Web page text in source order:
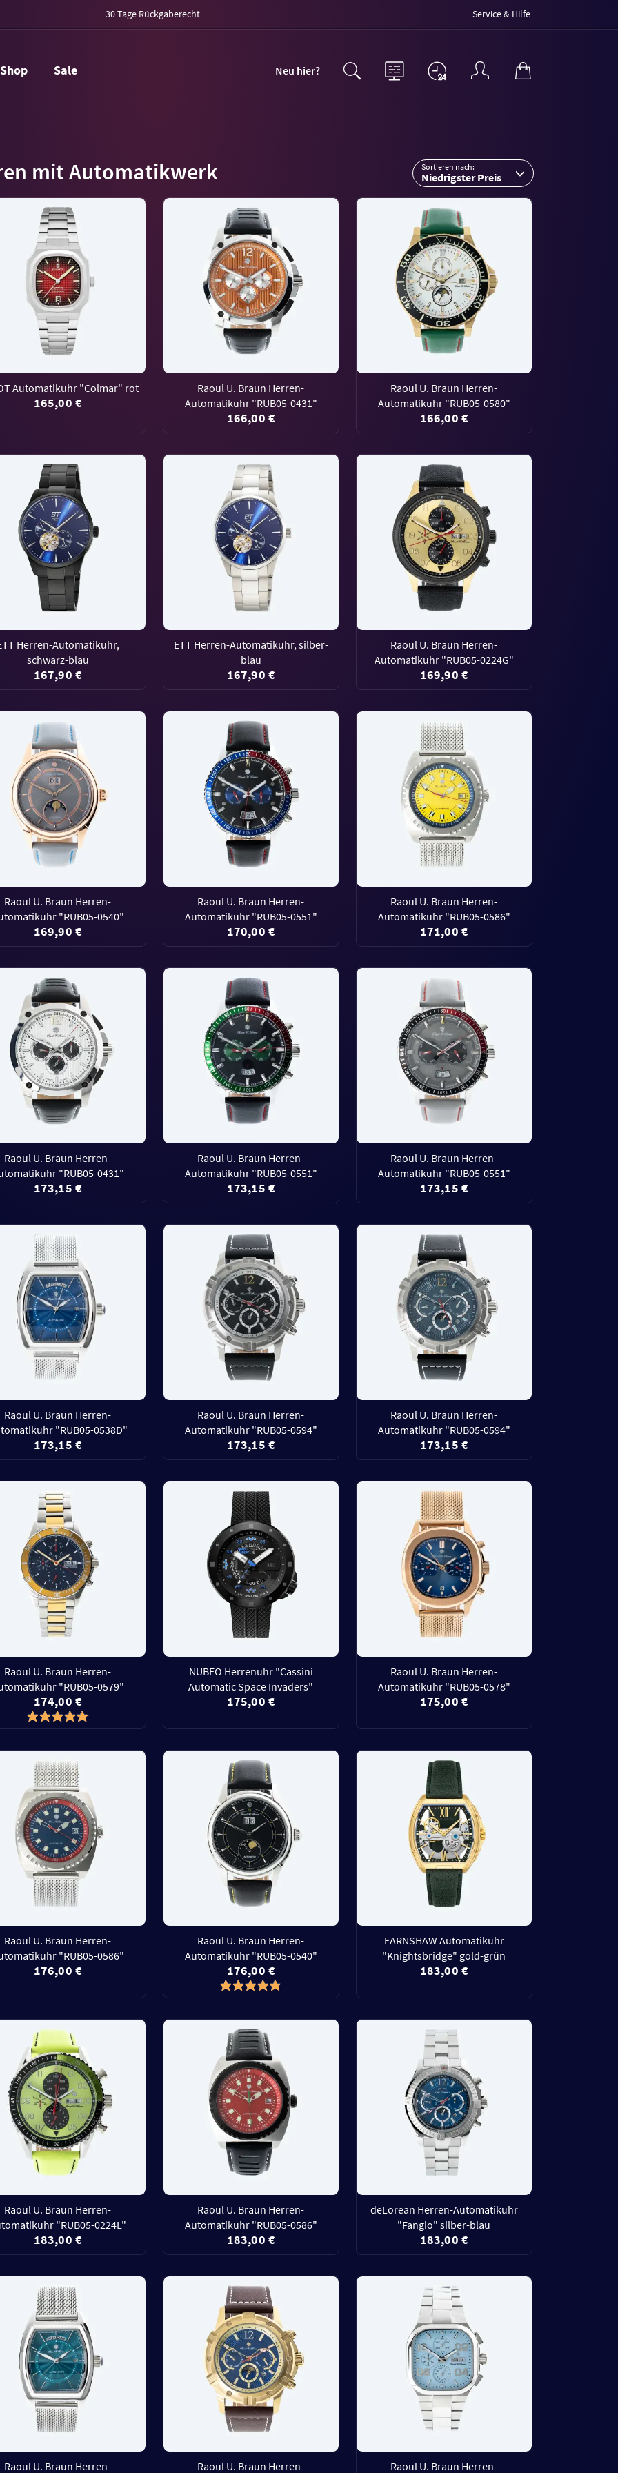
30 Tage Rückgaberecht Service & Hilfe
Shop Sale Neu hier?
mit Automatikwerk Sortieren nach:
Niedrigster Preis
Automatikuhr "Colmar" rot
165,00 €
Raoul U. Braun Herren-
Automatikuhr "RUB05-0431"
166,00 €
Raoul U. Braun Herren-
Automatikuhr "RUB05-0580"
166,00 €
Herren-Automatikuhr,
schwarz-blau
167,90 €
ETT Herren-Automatikuhr, silber-
blau
167,90 €
Raoul U. Braun Herren-
Automatikuhr "RUB05-0224G"
169,90 €
Raoul U. Braun Herren-
"RUB05-0540"
169,90 €
Raoul U. Braun Herren-
Automatikuhr "RUB05-0551"
170,00 €
Raoul U. Braun Herren-
Automatikuhr "RUB05-0586"
171,00 €
Raoul U. Braun Herren-
"RUB05-0431"
173,15 €
Raoul U. Braun Herren-
Automatikuhr "RUB05-0551"
173,15 €
Raoul U. Braun Herren-
Automatikuhr "RUB05-0551"
173,15 €
Raoul U. Braun Herren-
"RUB05-0538D"
173,15 €
Raoul U. Braun Herren-
Automatikuhr "RUB05-0594"
173,15 €
Raoul U. Braun Herren-
Automatikuhr "RUB05-0594"
173,15 €
Raoul U. Braun Herren-
"RUB05-0579"
174,00 €
NUBEO Herrenuhr "Cassini
Automatic Space Invaders"
175,00 €
Raoul U. Braun Herren-
Automatikuhr "RUB05-0578"
175,00 €
Raoul U. Braun Herren-
"RUB05-0586"
176,00 €
Raoul U. Braun Herren-
Automatikuhr "RUB05-0540"
176,00 €
EARNSHAW Automatikuhr
"Knightsbridge" gold-grün
183,00 €
Raoul U. Braun Herren-
"RUB05-0224L"
183,00 €
Raoul U. Braun Herren-
Automatikuhr "RUB05-0586"
183,00 €
deLorean Herren-Automatikuhr
"Fangio" silber-blau
183,00 €
Raoul U. Braun Herren- Raoul U. Braun Herren- Raoul U. Braun Herren-